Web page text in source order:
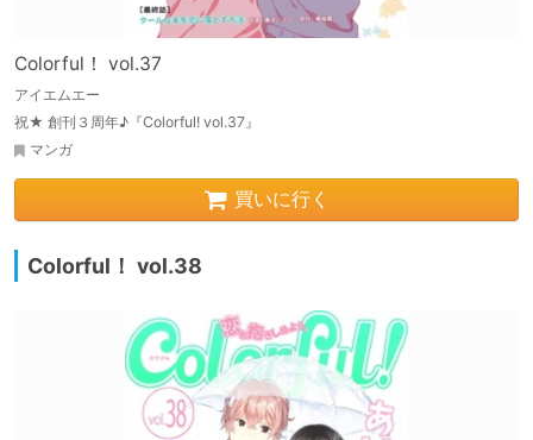
Colorful！ vol.37
アイエムエー
祝★ 創刊３周年♪『Colorful! vol.37』
マンガ
買いに行く
Colorful！ vol.38